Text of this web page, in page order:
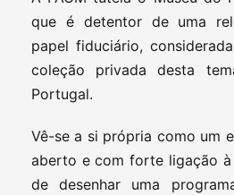
que é detentor de uma
papel fiduciário,
coleção privada desta
Portugal.
Vê-se a si própria como um
aberto e com forte ligação à
de desenhar uma